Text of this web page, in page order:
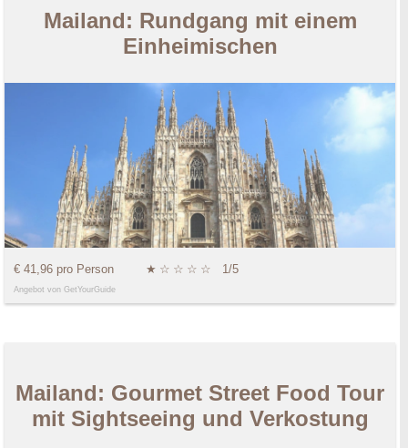
Mailand: Rundgang mit einem
Einheimischen
€ 41,96 pro Person ★ ☆ ☆ ☆ ☆ 1/5
Angebot von GetYourGuide
Mailand: Gourmet Street Food Tour
mit Sightseeing und Verkostung